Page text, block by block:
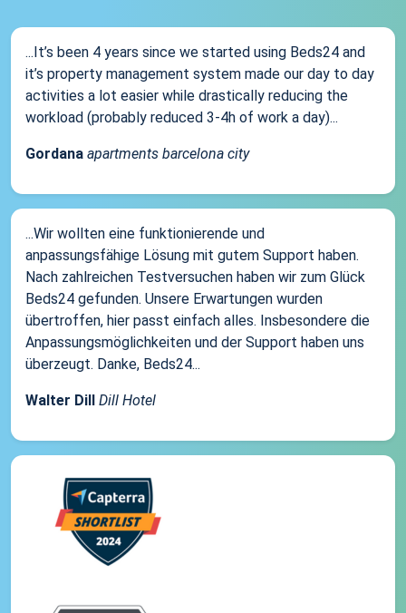
...It’s been 4 years since we started using Beds24 and
it’s property management system made our day to day
activities a lot easier while drastically reducing the
workload (probably reduced 3-4h of work a day)...
Gordana apartments barcelona city
...Wir wollten eine funktionierende und
anpassungsfähige Lösung mit gutem Support haben.
Nach zahlreichen Testversuchen haben wir zum Glück
Beds24 gefunden. Unsere Erwartungen wurden
übertroffen, hier passt einfach alles. Insbesondere die
Anpassungsmöglichkeiten und der Support haben uns
überzeugt. Danke, Beds24...
Walter Dill Dill Hotel